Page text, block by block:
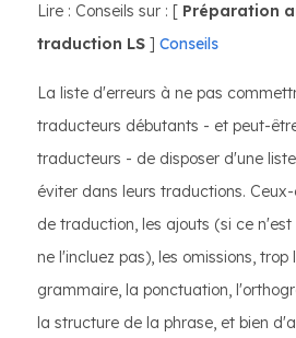
Lire : Conseils sur : [ Préparation
traduction LS ] Conseils
La liste d'erreurs à ne pas
traducteurs débutants - et peut-
traducteurs - de disposer d'une
éviter dans leurs traductions.
de traduction, les ajouts (si ce
ne l'incluez pas), les omissions,
grammaire, la ponctuation,
la structure de la phrase, et bien